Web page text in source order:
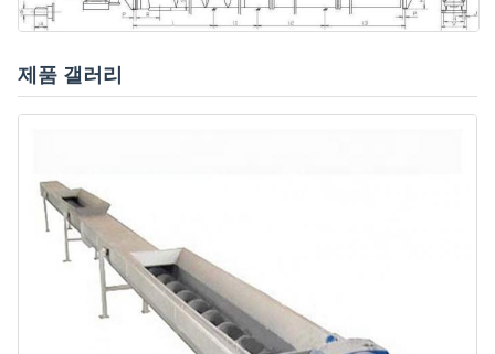
제품 갤러리